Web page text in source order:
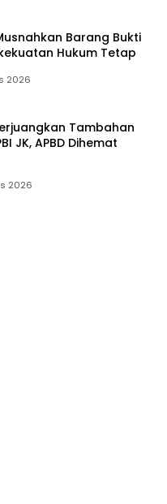
Barang Bukti
Hukum Tetap
2026
Tambahan
JK, APBD Dihemat
2026